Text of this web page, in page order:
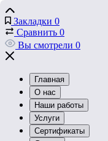
Закладки 0
Сравнить 0
Вы смотрели 0
Главная
О нас
Наши работы
Услуги
Сертификаты